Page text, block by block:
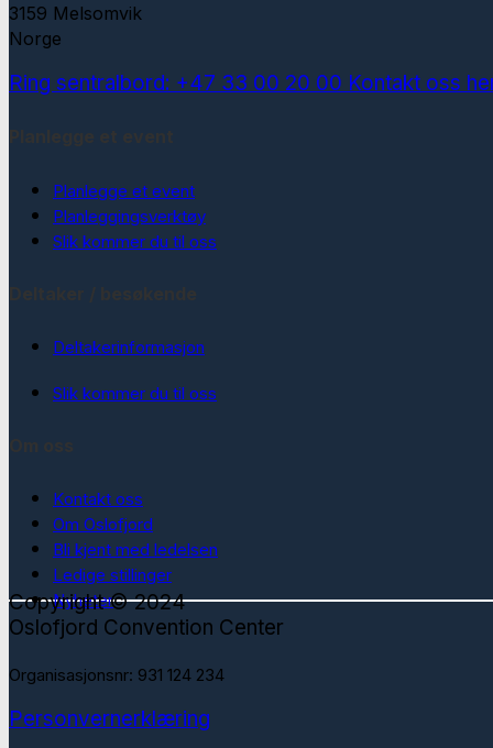
3159 Melsomvik
Norge
Ring sentralbord: +47 33 00 20 00 Kontakt oss
Planlegge et event
Planleggingsverktøy
Slik kommer du til oss
Deltakerinformasjon
Slik kommer du til oss
Kontakt oss
Om Oslofjord
Bli kjent med ledelsen
Ledige stillinger
Nyheter
Copyright © 2024
Oslofjord Convention Center
Organisasjonsnr: 931 124 234
Personvernerklæring